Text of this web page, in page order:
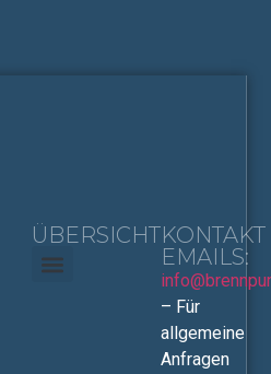
ÜBERSICHTKONTAKT
EMAILS:
– Für
allgemeine
Anfragen